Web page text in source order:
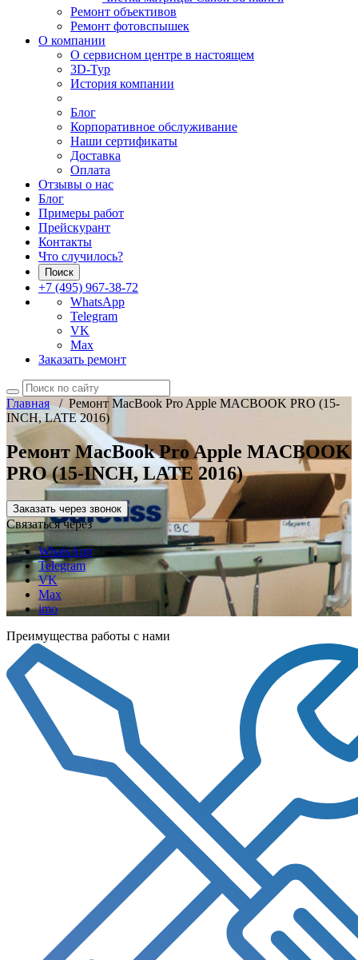
Ремонт объективов
Ремонт фотовспышек
О компании
О сервисном центре в настоящем
3D-Тур
История компании
Блог
Корпоративное обслуживание
Наши сертификаты
Доставка
Оплата
Отзывы о нас
Блог
Примеры работ
Прейскурант
Контакты
Что случилось?
Поиск
+7 (495) 967-38-72
WhatsApp
Telegram
VK
Max
Заказать ремонт
Главная/ Ремонт MacBook Pro Apple MACBOOK PRO (15-
INCH, LATE 2016)
Ремонт MacBook Pro Apple MACBOOK
PRO (15-INCH, LATE 2016)
Заказать через звонок
Связаться через
WhatsApp
Telegram
VK
Max
imo
Преимущества работы с нами